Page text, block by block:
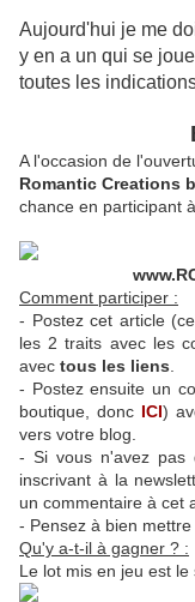
Aujourd'hui je me
y en a un qui se
toutes les
A l'occasion de
Romantic Creations
chance en participant
Comment participer :
- Postez cet article
les 2 traits avec les
avec tous les liens
- Postez ensuite un
boutique, donc ICI)
vers votre blog.
- Si vous n'avez pas
inscrivant à la
un commentaire à cet
- Pensez à bien
Qu'y a-t-il à gagner ? :
Le lot mis en jeu est le